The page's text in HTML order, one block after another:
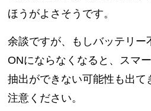
ほうがよさそうです。
余談ですが、もしバッテリー
ONにならなくなると、スマ
抽出ができない可能性も出て
注意ください。